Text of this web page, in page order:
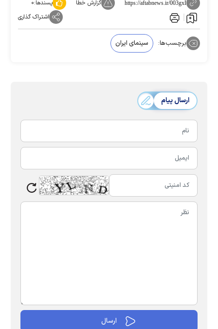
https://aftabnews.ir/003gxI گزارش خطا پسندها:۰
اشتراک گذاری
برچسب‌ها: سینمای ایران
ارسال پیام